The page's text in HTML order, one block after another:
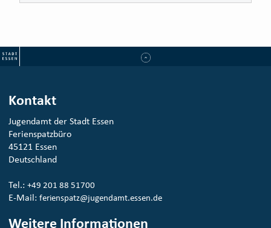
Kontakt
Jugendamt der Stadt Essen
Ferienspatzbüro
45121 Essen
Deutschland
Tel.: +49 201 88 51700
E-Mail: ferienspatz@jugendamt.essen.de
Weitere Informationen